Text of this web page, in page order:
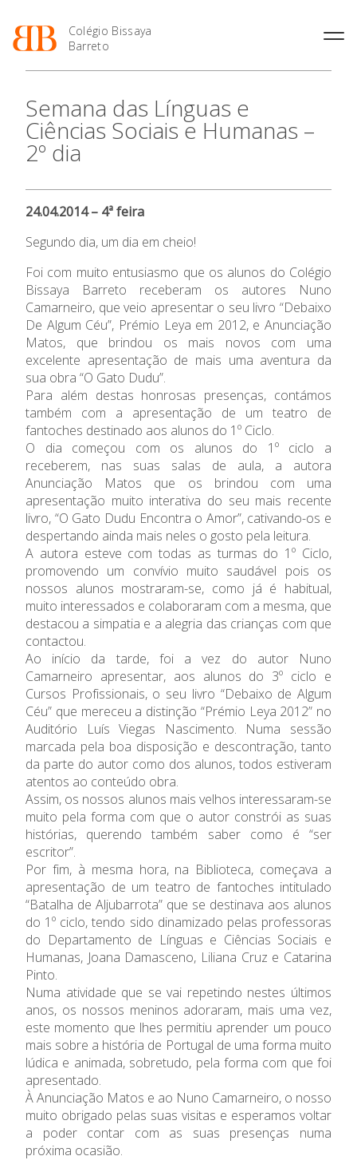
Colégio Bissaya
Barreto
O Colégio
Projeto Educativo
Organização
Colaboradores Docentes
Instalações
Ofertas de emprego
Regulamentos
Jornal “O Coreto”
Privacidade
Oferta Formativa
Enriquecimento Curricular
Oferta Curricular
Atividades Extracurriculares
Atividades de Interrupção
Letiva
Ensino Profissional
Profissionais
Matrículas
Horários e Manuais
Termalismo
Curso de Técnico/a de Apoio
Ofertas de Emprego
Ano Letivo
2027
Calendários
Portal do Professor
de Educação
SIGE
Secretariado de Exames
Admissão
Informações
APEE
Notícias
Semana das Línguas e
Ciências Sociais e Humanas –
2º dia
24.04.2014 – 4ª feira
Segundo dia, um dia em cheio!
Foi com muito entusiasmo que os alunos do Colégio
Bissaya Barreto receberam os autores Nuno
Camarneiro, que veio apresentar o seu livro “Debaixo
De Algum Céu”, Prémio Leya em 2012, e Anunciação
Matos, que brindou os mais novos com uma
excelente apresentação de mais uma aventura da
sua obra “O Gato Dudu”.
Para além destas honrosas presenças, contámos
também com a apresentação de um teatro de
fantoches destinado aos alunos do 1º Ciclo.
O dia começou com os alunos do 1º ciclo a
receberem, nas suas salas de aula, a autora
Anunciação Matos que os brindou com uma
apresentação muito interativa do seu mais recente
livro, “O Gato Dudu Encontra o Amor”, cativando-os e
despertando ainda mais neles o gosto pela leitura.
A autora esteve com todas as turmas do 1º Ciclo,
promovendo um convívio muito saudável pois os
nossos alunos mostraram-se, como já é habitual,
muito interessados e colaboraram com a mesma, que
destacou a simpatia e a alegria das crianças com que
contactou.
Ao início da tarde, foi a vez do autor Nuno
Camarneiro apresentar, aos alunos do 3º ciclo e
Cursos Profissionais, o seu livro “Debaixo de Algum
Céu” que mereceu a distinção “Prémio Leya 2012” no
Auditório Luís Viegas Nascimento. Numa sessão
marcada pela boa disposição e descontração, tanto
da parte do autor como dos alunos, todos estiveram
atentos ao conteúdo obra.
Assim, os nossos alunos mais velhos interessaram-se
muito pela forma com que o autor constrói as suas
histórias, querendo também saber como é “ser
escritor”.
Por fim, à mesma hora, na Biblioteca, começava a
apresentação de um teatro de fantoches intitulado
“Batalha de Aljubarrota” que se destinava aos alunos
do 1º ciclo, tendo sido dinamizado pelas professoras
do Departamento de Línguas e Ciências Sociais e
Humanas, Joana Damasceno, Liliana Cruz e Catarina
Pinto.
Numa atividade que se vai repetindo nestes últimos
anos, os nossos meninos adoraram, mais uma vez,
este momento que lhes permitiu aprender um pouco
mais sobre a história de Portugal de uma forma muito
lúdica e animada, sobretudo, pela forma com que foi
apresentado.
À Anunciação Matos e ao Nuno Camarneiro, o nosso
muito obrigado pelas suas visitas e esperamos voltar
a poder contar com as suas presenças numa
próxima ocasião.